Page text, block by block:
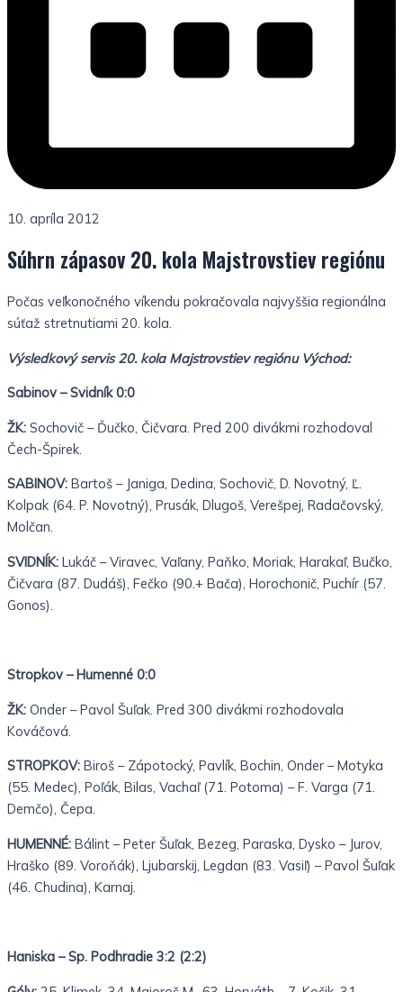
10. apríla 2012
Súhrn zápasov 20. kola Majstrovstiev regiónu
Počas veľkonočného víkendu pokračovala najvyššia regionálna
súťaž stretnutiami 20. kola.
Výsledkový servis 20. kola Majstrovstiev regiónu Východ:
Sabinov – Svidník 0:0
ŽK: Sochovič – Ďučko, Čičvara. Pred 200 divákmi rozhodoval
Čech-Špirek.
SABINOV: Bartoš – Janiga, Dedina, Sochovič, D. Novotný, Ľ.
Kolpak (64. P. Novotný), Prusák, Dlugoš, Verešpej, Radačovský,
Molčan.
SVIDNÍK: Lukáč – Viravec, Vaľany, Paňko, Moriak, Harakaľ, Bučko,
Čičvara (87. Dudáš), Fečko (90.+ Bača), Horochonič, Puchír (57.
Gonos).
Stropkov – Humenné 0:0
ŽK: Onder – Pavol Šuľak. Pred 300 divákmi rozhodovala
Kováčová.
STROPKOV: Biroš – Zápotocký, Pavlík, Bochin, Onder – Motyka
(55. Medec), Poľák, Bilas, Vachaľ (71. Potoma) – F. Varga (71.
Demčo), Čepa.
HUMENNÉ: Bálint – Peter Šuľak, Bezeg, Paraska, Dysko – Jurov,
Hraško (89. Voroňák), Ljubarskij, Legdan (83. Vasiľ) – Pavol Šuľak
(46. Chudina), Karnaj.
Haniska – Sp. Podhradie 3:2 (2:2)